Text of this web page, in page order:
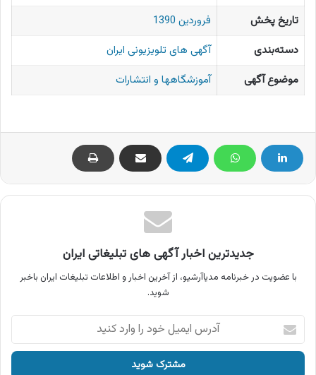
تاریخ پخش
فروردین 1390
دسته‌بندی
آگهی های تلویزیونی ایران
موضوع آگهی
آموزشگاهها و انتشارات
جدیدترین اخبار آگهی های تبلیغاتی ایران
با عضویت در خبرنامه مدیاآرشیو، از آخرین اخبار و اطلاعات تبلیغات ایران باخبر
شوید.
آدرس
ایمیل
خود